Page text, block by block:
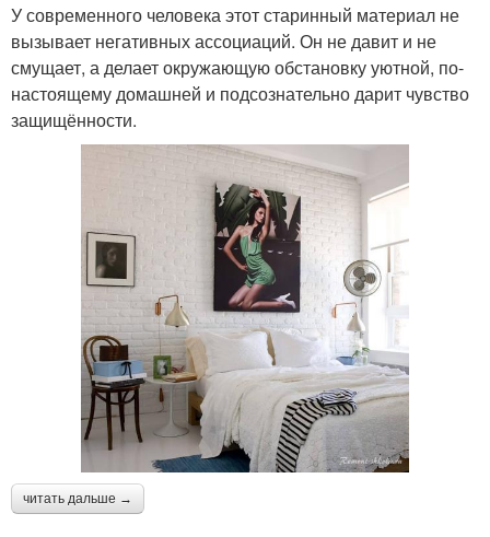
У современного человека этот старинный материал не
вызывает негативных ассоциаций. Он не давит и не
смущает, а делает окружающую обстановку уютной, по-
настоящему домашней и подсознательно дарит чувство
защищённости.
читать дальше →